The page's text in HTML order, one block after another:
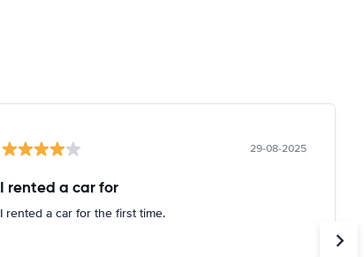
29-08-2025
I rented a car for
I rented a car for the first time.